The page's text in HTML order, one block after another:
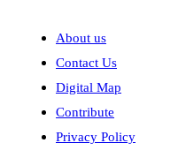
About us
Contact Us
Digital Map
Contribute
Privacy Policy